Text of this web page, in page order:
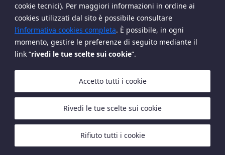
cookie tecnici). Per maggiori informazioni in ordine ai
cookies utilizzati dal sito è possibile consultare
l’informativa cookies completa. È possibile, in ogni
momento, gestire le preferenze di seguito mediante il
link “rivedi le tue scelte sui cookie”.
Rivedi le tue scelte sui cookie
Rifiuto tutti i cookie
Accetto tutti i cookie
Copyright The European House - Ambrosetti - Ottobre
Cookies Privacy Policy